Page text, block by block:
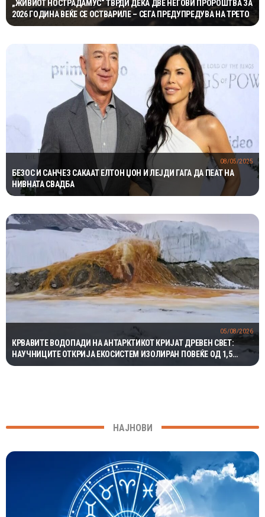
„ЖИВИОТ НОСТРАДАМУС“ ТВРДИ ДЕКА ДВЕ НЕГОВИ ПРОРОШТВА ЗА
2026 ГОДИНА ВЕЌЕ СЕ ОСТВАРИЛЕ – СЕГА ПРЕДУПРЕДУВА НА ТРЕТО
БЕЗОС И САНЧЕЗ САКААТ ЕЛТОН ЏОН И ЛЕЈДИ ГАГА ДА ПЕАТ НА
НИВНАТА СВАДБА
08/05/2025
КРВАВИТЕ ВОДОПАДИ НА АНТАРКТИКОТ КРИЈАТ ДРЕВЕН СВЕТ:
НАУЧНИЦИТЕ ОТКРИЈА ЕКОСИСТЕМ ИЗОЛИРАН ПОВЕЌЕ ОД 1,5
МИЛИОНИ ГОДИНИ
05/08/2026
НАЈНОВИ